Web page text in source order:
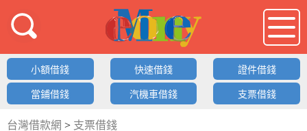
借錢LOGO
小額借錢 快速借錢 證件借錢
當鋪借錢 汽機車借錢 支票借錢
台灣借款網 > 支票借錢